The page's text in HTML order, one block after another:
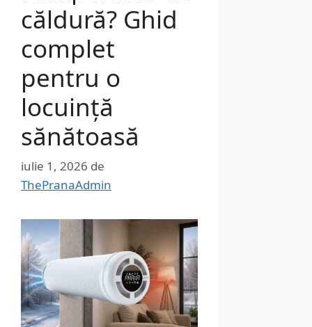
căldură? Ghid
complet
pentru o
locuință
sănătoasă
iulie 1, 2026 de
ThePranaAdmin